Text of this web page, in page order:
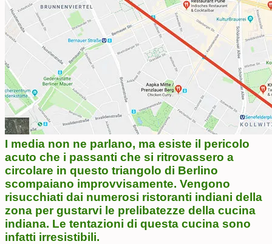
I media non ne parlano, ma esiste il pericolo
acuto che i passanti che si ritrovassero a
circolare in questo triangolo di Berlino
scompaiano improvvisamente. Vengono
risucchiati dai numerosi ristoranti indiani della
zona per gustarvi le prelibatezze della cucina
indiana. Le tentazioni di questa cucina sono
infatti irresistibili.